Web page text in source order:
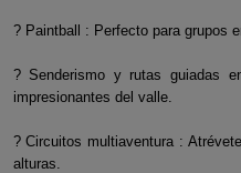
? Paintball : Perfecto para grupos
? Senderismo y rutas guiadas
impresionantes del valle.
? Circuitos multiaventura :
alturas.